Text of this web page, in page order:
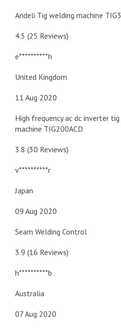
Andeli Tig welding machine
4.5 (25 Reviews)
e**********h
United Kingdom
11 Aug 2020
High frequency ac dc inverter
machine TIG200ACD
3.8 (30 Reviews)
v**********r
Japan
09 Aug 2020
Seam Welding Control
3.9 (16 Reviews)
h**********b
Australia
07 Aug 2020